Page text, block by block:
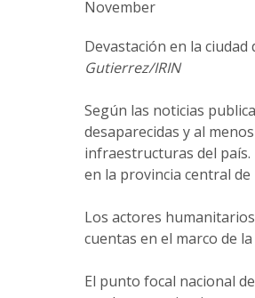
Devastación en la
Gutierrez/IRIN
Según las noticias
desaparecidas y al
infraestructuras del
en la provincia central
Los actores
cuentas en el marco de
El punto focal nacional